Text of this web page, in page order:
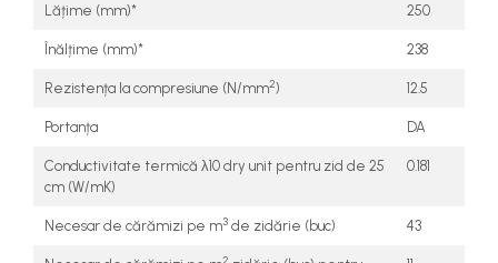
Lățime (mm)* 250
Înălțime (mm)* 238
Rezistența la compresiune (N/mm2) 12.5
Portanța DA
Conductivitate termică λ10 dry unit pentru zid de 25
cm (W/mK)
0.181
Necesar de cărămizi pe m3 de zidărie (buc) 43
2